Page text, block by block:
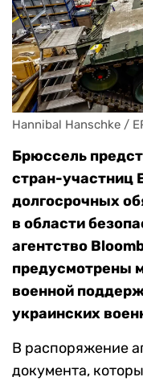
Hannibal Hanschke /
Брюссель
стран-участниц
долгосрочных
в области
агентство
предусмотрены
военной
украинских
В распоряжение
документа,